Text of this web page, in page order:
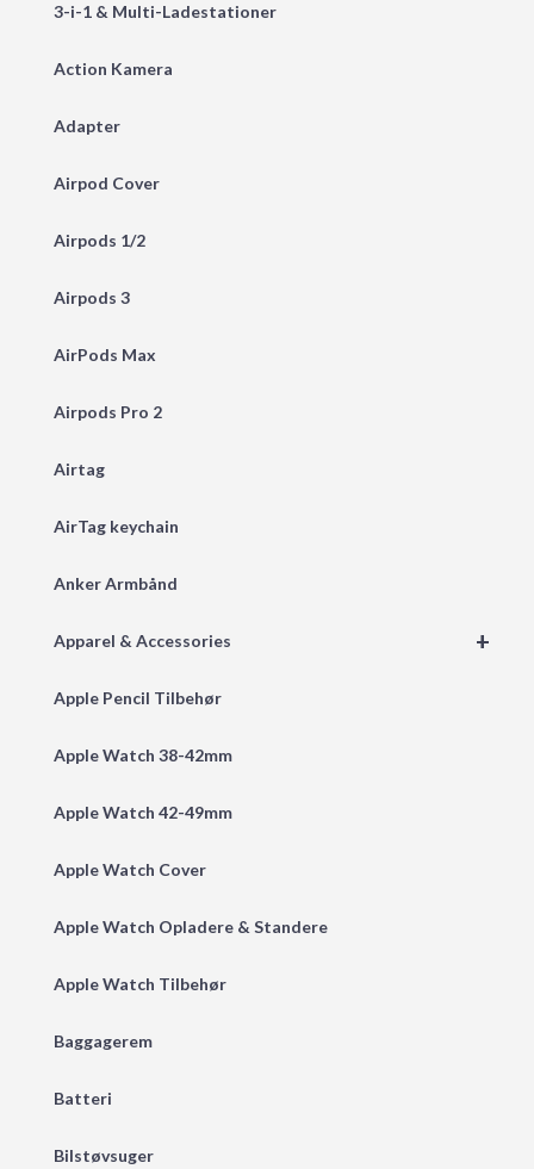
3-i-1 & Multi-Ladestationer
Action Kamera
Adapter
Airpod Cover
Airpods 1/2
Airpods 3
AirPods Max
Airpods Pro 2
Airtag
AirTag keychain
Anker Armbånd
+
Apparel & Accessories
Apple Pencil Tilbehør
Apple Watch 38-42mm
Apple Watch 42-49mm
Apple Watch Cover
Apple Watch Opladere & Standere
Apple Watch Tilbehør
Baggagerem
Batteri
Bilstøvsuger